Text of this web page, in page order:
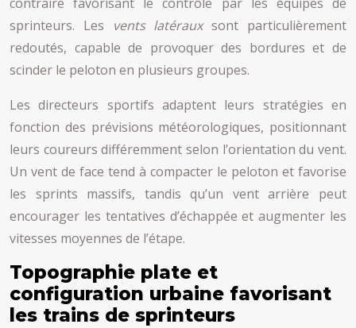
sprinteurs. Les
vents latérauxsont particulièrement
redoutés, capable de provoquer des bordures et de
scinder le peloton en plusieurs groupes.
Les directeurs sportifs adaptent leurs stratégies en
fonction des prévisions météorologiques, positionnant
leurs coureurs différemment selon l’orientation du vent.
Un vent de face tend à compacter le peloton et favorise
les sprints massifs, tandis qu’un vent arrière peut
encourager les tentatives d’échappée et augmenter les
vitesses moyennes de l’étape.
Topographie plate et
configuration urbaine favorisant
les trains de sprinteurs